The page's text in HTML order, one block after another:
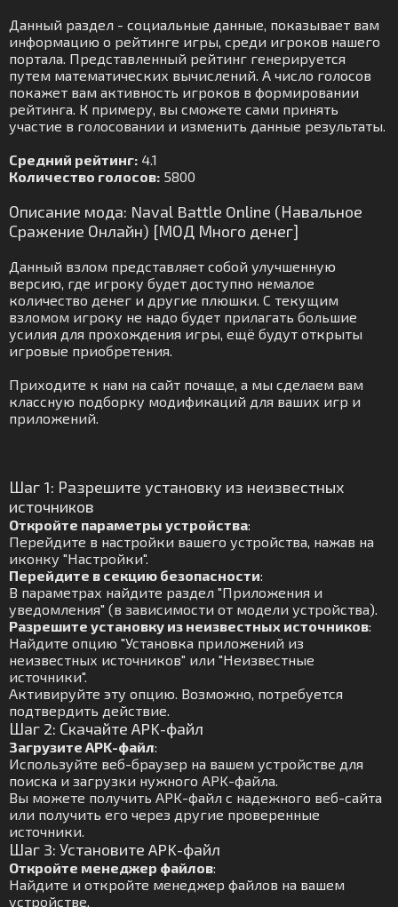
Данный раздел - социальные данные, показывает вам
информацию о рейтинге игры, среди игроков нашего
портала. Представленный рейтинг генерируется
путем математических вычислений. А число голосов
покажет вам активность игроков в формировании
рейтинга. К примеру, вы сможете сами принять
участие в голосовании и изменить данные результаты.
Средний рейтинг: 4.1
Количество голосов: 5800
Описание мода: Naval Battle Online (Навальное
Сражение Онлайн) [МОД Много денег]
Данный взлом представляет собой улучшенную
версию, где игроку будет доступно немалое
количество денег и другие плюшки. С текущим
взломом игроку не надо будет прилагать большие
усилия для прохождения игры, ещё будут открыты
игровые приобретения.
Приходите к нам на сайт почаще, а мы сделаем вам
классную подборку модификаций для ваших игр и
приложений.
Шаг 1: Разрешите установку из неизвестных
источников
Откройте параметры устройства:
Перейдите в настройки вашего устройства, нажав на
иконку "Настройки".
Перейдите в секцию безопасности:
В параметрах найдите раздел "Приложения и
уведомления" (в зависимости от модели устройства).
Разрешите установку из неизвестных источников:
Найдите опцию "Установка приложений из
неизвестных источников" или "Неизвестные
источники".
Активируйте эту опцию. Возможно, потребуется
подтвердить действие.
Шаг 2: Скачайте APK-файл
Загрузите APK-файл:
Используйте веб-браузер на вашем устройстве для
поиска и загрузки нужного APK-файла.
Вы можете получить APK-файл с надежного веб-сайта
или получить его через другие проверенные
источники.
Шаг 3: Установите APK-файл
Откройте менеджер файлов:
Найдите и откройте менеджер файлов на вашем
устройстве.